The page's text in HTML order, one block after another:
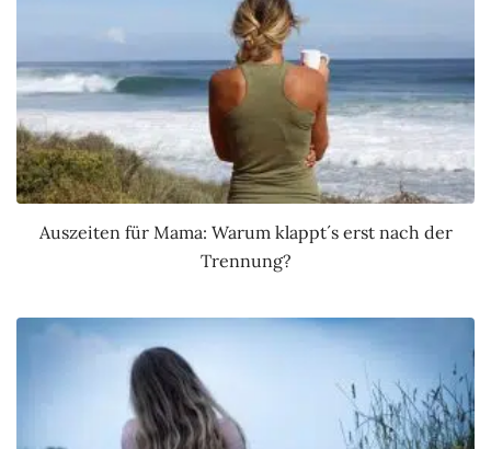
Auszeiten für Mama: Warum klappt´s erst nach der
Trennung?